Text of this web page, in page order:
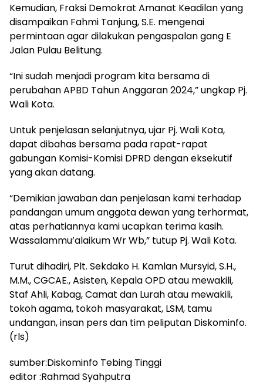
Kemudian, Fraksi Demokrat Amanat Keadilan yang
disampaikan Fahmi Tanjung, S.E. mengenai
permintaan agar dilakukan pengaspalan gang E
Jalan Pulau Belitung.
“Ini sudah menjadi program kita bersama di
perubahan APBD Tahun Anggaran 2024,” ungkap Pj.
Wali Kota.
Untuk penjelasan selanjutnya, ujar Pj. Wali Kota,
dapat dibahas bersama pada rapat-rapat
gabungan Komisi-Komisi DPRD dengan eksekutif
yang akan datang.
“Demikian jawaban dan penjelasan kami terhadap
pandangan umum anggota dewan yang terhormat,
atas perhatiannya kami ucapkan terima kasih.
Wassalammu’alaikum Wr Wb,” tutup Pj. Wali Kota.
Turut dihadiri, Plt. Sekdako H. Kamlan Mursyid, S.H.,
M.M., CGCAE., Asisten, Kepala OPD atau mewakili,
Staf Ahli, Kabag, Camat dan Lurah atau mewakili,
tokoh agama, tokoh masyarakat, LSM, tamu
undangan, insan pers dan tim peliputan Diskominfo.
(rls)
sumber:Diskominfo Tebing Tinggi
editor :Rahmad Syahputra